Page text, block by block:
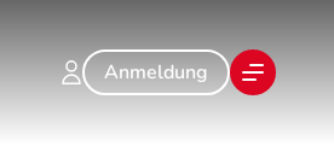
Anmeldung